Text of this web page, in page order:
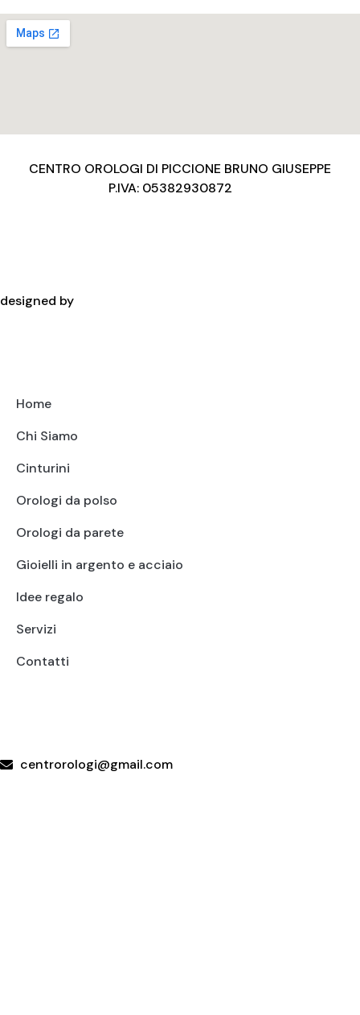
CENTRO OROLOGI DI PICCIONE BRUNO GIUSEPPE
P.IVA: 05382930872
designed by
Home
Chi Siamo
Cinturini
Orologi da polso
Orologi da parete
Gioielli in argento e acciaio
Idee regalo
Servizi
Contatti
centrorologi@gmail.com